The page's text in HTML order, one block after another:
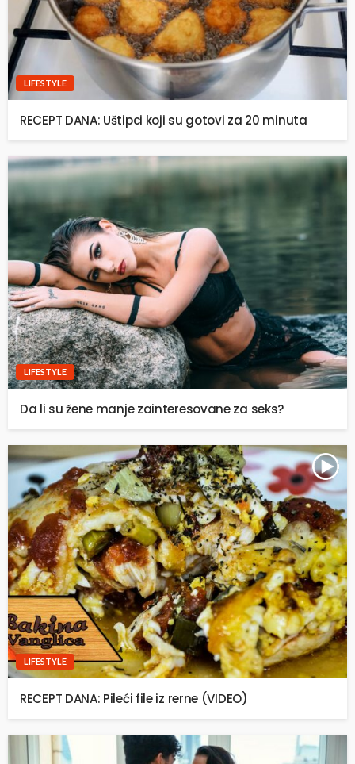
LIFESTYLE
RECEPT DANA: Uštipci koji su gotovi za 20 minuta
LIFESTYLE
Da li su žene manje zainteresovane za seks?
LIFESTYLE
RECEPT DANA: Pileći file iz rerne (VIDEO)